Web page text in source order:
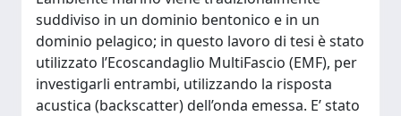
suddiviso in un dominio bentonico e in un
dominio pelagico; in questo lavoro di tesi è stato
utilizzato l’Ecoscandaglio MultiFascio (EMF), per
investigarli entrambi, utilizzando la risposta
acustica (backscatter) dell’onda emessa. E’ stato